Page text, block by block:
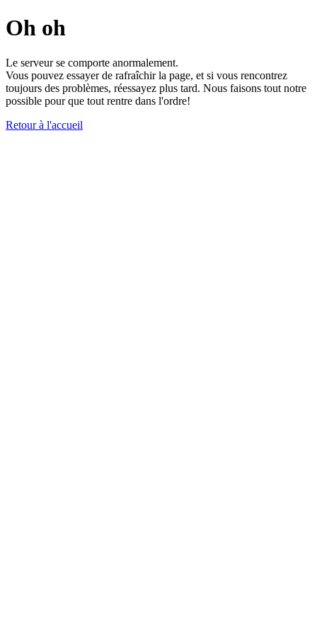
Oh oh
Le serveur se comporte anormalement.
Vous pouvez essayer de rafraîchir la page, et si vous rencontrez
toujours des problèmes, réessayez plus tard. Nous faisons tout notre
possible pour que tout rentre dans l'ordre!
Retour à l'accueil